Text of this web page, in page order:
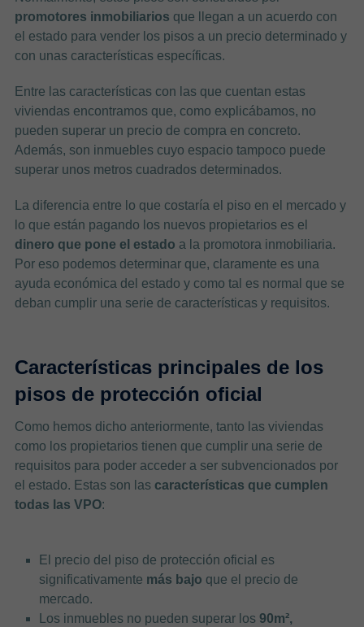
promotores inmobiliarios que llegan a un acuerdo con
el estado para vender los pisos a un precio determinado y
con unas características específicas.
Entre las características con las que cuentan estas
viviendas encontramos que, como explicábamos, no
pueden superar un precio de compra en concreto.
Además, son inmuebles cuyo espacio tampoco puede
superar unos metros cuadrados determinados.
La diferencia entre lo que costaría el piso en el mercado y
lo que están pagando los nuevos propietarios es el
dinero que pone el estado a la promotora inmobiliaria.
Por eso podemos determinar que, claramente es una
ayuda económica del estado y como tal es normal que se
deban cumplir una serie de características y requisitos.
Características principales de los
pisos de protección oficial
Como hemos dicho anteriormente, tanto las viviendas
como los propietarios tienen que cumplir una serie de
requisitos para poder acceder a ser subvencionados por
el estado. Estas son las características que cumplen
todas las VPO:
El precio del piso de protección oficial es
significativamente más bajo que el precio de
mercado.
Los inmuebles no pueden superar los 90m²,